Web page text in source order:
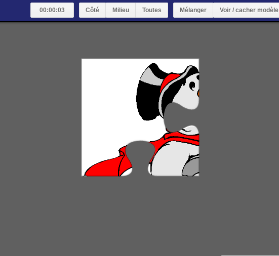
00:00:04 Côté Milieu Toutes Mélanger Voir / cacher modèle